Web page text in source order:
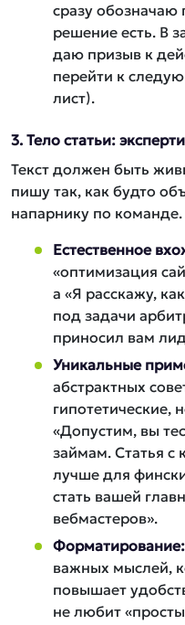
сразу обозначаю
решение есть. В
даю призыв к
перейти к
лист).
3. Тело статьи:
Текст должен быть
пишу так, как будто
напарнику по команде.
Естественное
«оптимизация
а «Я расскажу,
под задачи
приносил вам
Уникальные
абстрактных
гипотетические,
«Допустим, вы
займам. Статья с
лучше для
стать вашей
вебмастеров».
Форматирование:
важных мыслей,
повышает
не любит